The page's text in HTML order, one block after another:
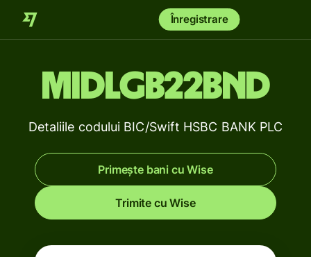
Înregistrare
MIDLGB22BND
Detaliile codului BIC/Swift HSBC BANK PLC
Primește bani cu Wise
Trimite cu Wise